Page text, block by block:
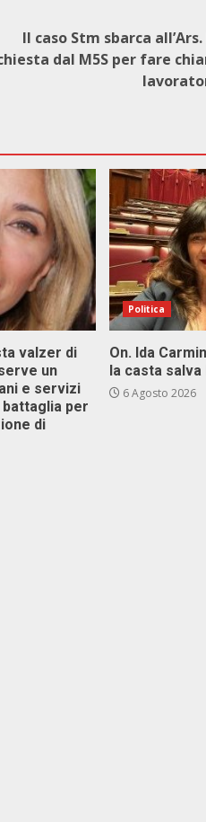
Il caso Stm sbarca
dal M5S per fare
valzer di
un
e servizi
per
di
Politica
On. Ida
la casta
6 Agosto 2026